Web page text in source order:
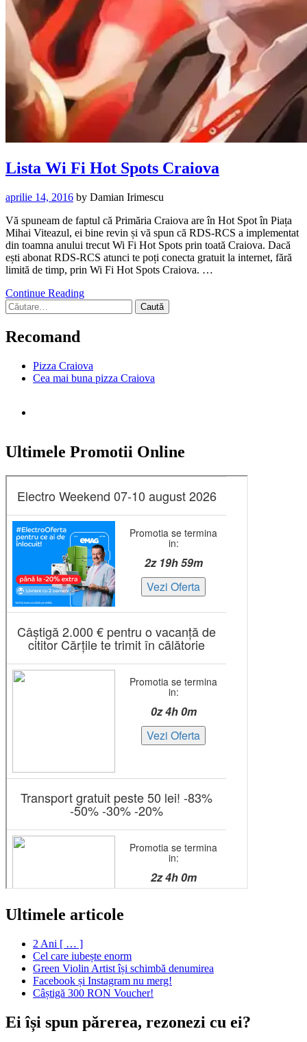
Lista Wi Fi Hot Spots Craiova
aprilie 14, 2016 by Damian Irimescu
Vă spuneam de faptul că Primăria Craiova are în Hot Spot în Piața
Mihai Viteazul, ei bine revin și vă spun că RDS-RCS a implementat
din toamna anului trecut Wi Fi Hot Spots prin toată Craiova. Dacă
ești abonat RDS-RCS atunci te poți conecta gratuit la internet, fără
limită de timp, prin Wi Fi Hot Spots Craiova. …
Continue Reading
Caută
după:
Recomand
Pizza Craiova
Cea mai buna pizza Craiova
Ultimele Promotii Online
Ultimele articole
2 Ani [ … ]
Cel care iubește enorm
Green Violin Artist își schimbă denumirea
Facebook și Instagram nu merg!
Câștigă 300 RON Voucher!
Ei își spun părerea, rezonezi cu ei?